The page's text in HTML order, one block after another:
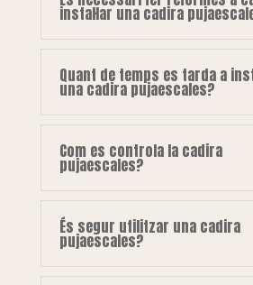
instal·lar una cadira
Quant de temps es tarda a
una cadira pujaescales?
Com es controla la cadira
pujaescales?
És segur utilitzar una cadira
pujaescales?